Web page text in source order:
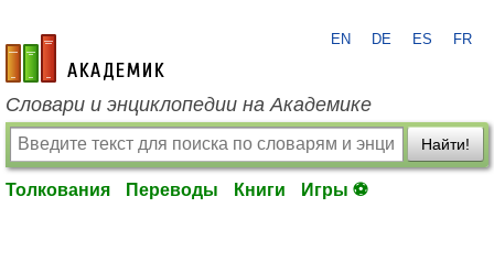
academic.ru
EN DE ES FR
Словари и энциклопедии на Академике
Найти!
Толкования Переводы Книги Игры ⚽